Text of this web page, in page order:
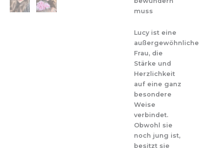
muss
Lucy ist eine
außergewöhnliche
Frau, die
Stärke und
Herzlichkeit
auf eine ganz
besondere
Weise
verbindet.
Obwohl sie
noch jung ist,
besitzt sie